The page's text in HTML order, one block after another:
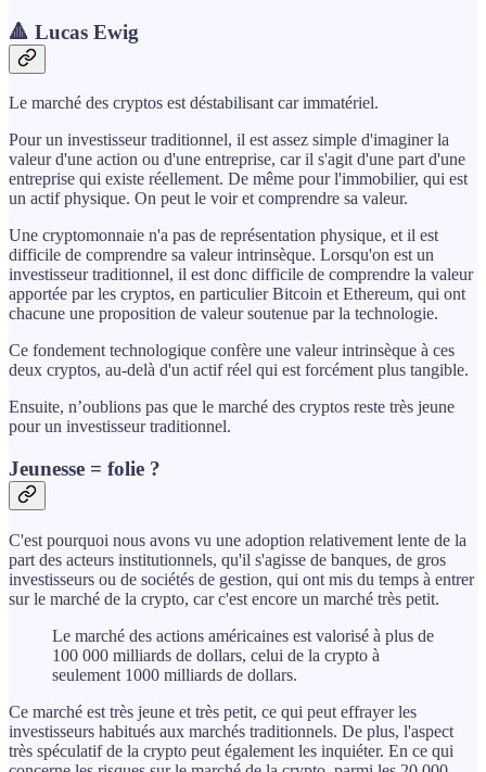
🔺 Lucas Ewig
Le marché des cryptos est déstabilisant car immatériel.
Pour un investisseur traditionnel, il est assez simple d'imaginer la
valeur d'une action ou d'une entreprise, car il s'agit d'une part d'une
entreprise qui existe réellement. De même pour l'immobilier, qui est
un actif physique. On peut le voir et comprendre sa valeur.
Une cryptomonnaie n'a pas de représentation physique, et il est
difficile de comprendre sa valeur intrinsèque. Lorsqu'on est un
investisseur traditionnel, il est donc difficile de comprendre la valeur
apportée par les cryptos, en particulier Bitcoin et Ethereum, qui ont
chacune une proposition de valeur soutenue par la technologie.
Ce fondement technologique confère une valeur intrinsèque à ces
deux cryptos, au-delà d'un actif réel qui est forcément plus tangible.
Ensuite, n’oublions pas que le marché des cryptos reste très jeune
pour un investisseur traditionnel.
Jeunesse = folie ?
C'est pourquoi nous avons vu une adoption relativement lente de la
part des acteurs institutionnels, qu'il s'agisse de banques, de gros
investisseurs ou de sociétés de gestion, qui ont mis du temps à entrer
sur le marché de la crypto, car c'est encore un marché très petit.
Le marché des actions américaines est valorisé à plus de
100 000 milliards de dollars, celui de la crypto à
seulement 1000 milliards de dollars.
Ce marché est très jeune et très petit, ce qui peut effrayer les
investisseurs habitués aux marchés traditionnels. De plus, l'aspect
très spéculatif de la crypto peut également les inquiéter. En ce qui